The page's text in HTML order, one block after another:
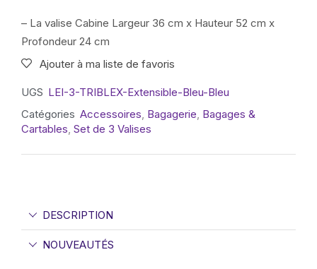
– La valise Cabine Largeur 36 cm x Hauteur 52 cm x
Profondeur 24 cm
Ajouter à ma liste de favoris
UGS LEI-3-TRIBLEX-Extensible-Bleu-Bleu
Catégories Accessoires, Bagagerie, Bagages &
Cartables, Set de 3 Valises
DESCRIPTION
NOUVEAUTÉS